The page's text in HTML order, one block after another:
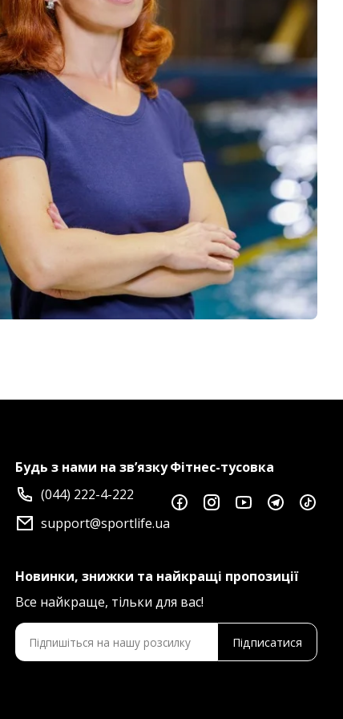
Будь з нами на зв’язку
(044) 222-4-222
support@sportlife.ua
Фітнес-тусовка
Новинки, знижки та найкращі пропозиції
Все найкраще, тільки для вас!
Підписатися